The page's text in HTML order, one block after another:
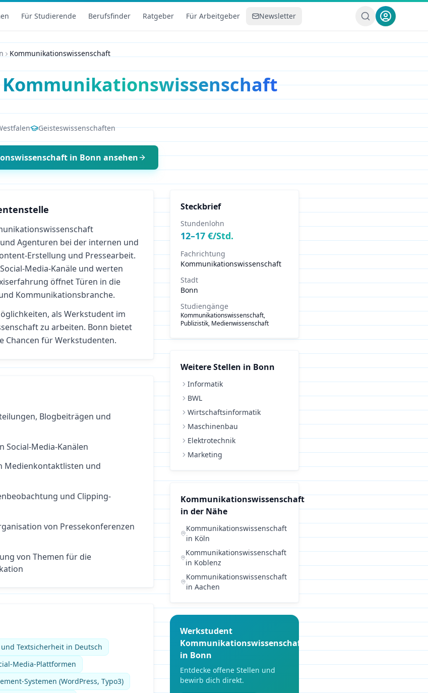
Für Studierende Berufsfinder Ratgeber Für Arbeitgeber Newsletter
Kommunikationswissenschaft
Kommunikationswissenschaft
Geisteswissenschaften
in Bonn ansehen
Agenturen bei der internen und
Erstellung und Pressearbeit.
Media-Kanäle und werten
öffnet Türen in die
Kommunikationsbranche.
als Werkstudent im
zu arbeiten. Bonn bietet
Chancen für Werkstudenten.
Blogbeiträgen und
Social-Media-Kanälen
Medienkontaktlisten und
und Clipping-
von Pressekonferenzen
von Themen für die
Textsicherheit in Deutsch
Media-Plattformen
Systemen (WordPress, Typo3)
Steckbrief
Stundenlohn
12–17 €/Std.
Fachrichtung
Kommunikationswissenschaft
Stadt
Bonn
Studiengänge
Kommunikationswissenschaft,
Publizistik, Medienwissenschaft
Weitere Stellen in Bonn
Informatik
BWL
Wirtschaftsinformatik
Maschinenbau
Elektrotechnik
Marketing
Kommunikationswissenschaft
in der Nähe
Kommunikationswissenschaft
in Köln
Kommunikationswissenschaft
in Koblenz
Kommunikationswissenschaft
in Aachen
Werkstudent
Kommunikationswissenschaft
in Bonn
Entdecke offene Stellen und
bewirb dich direkt.